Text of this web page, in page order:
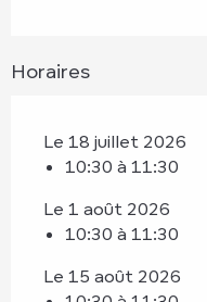
Horaires
Le 18 juillet 2026
10:30 à 11:30
Le 1 août 2026
10:30 à 11:30
Le 15 août 2026